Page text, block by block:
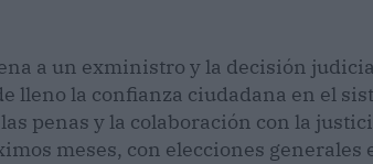
a un exministro y la decisión
lleno la confianza ciudadana en el
penas y la colaboración con la
meses, con elecciones generales